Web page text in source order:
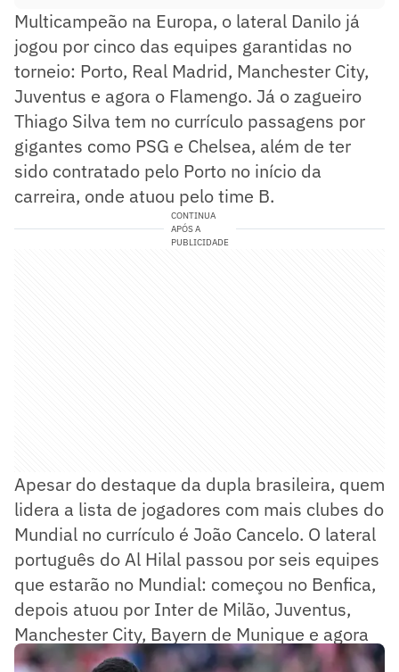
Multicampeão na Europa, o lateral Danilo já
jogou por cinco das equipes garantidas no
torneio: Porto, Real Madrid, Manchester City,
Juventus e agora o Flamengo. Já o zagueiro
Thiago Silva tem no currículo passagens por
gigantes como PSG e Chelsea, além de ter
sido contratado pelo Porto no início da
carreira, onde atuou pelo time B.
CONTINUA
APÓS A
PUBLICIDADE
Apesar do destaque da dupla brasileira, quem
lidera a lista de jogadores com mais clubes do
Mundial no currículo é João Cancelo. O lateral
português do Al Hilal passou por seis equipes
que estarão no Mundial: começou no Benfica,
depois atuou por Inter de Milão, Juventus,
Manchester City, Bayern de Munique e agora
integra o elenco do clube saudita.